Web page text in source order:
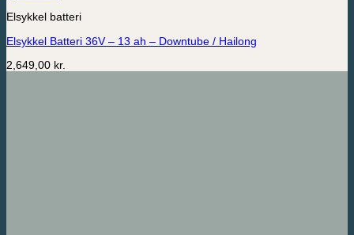
Elsykkel batteri
Elsykkel Batteri 36V – 13 ah – Downtube / Hailong
2,649,00 kr.